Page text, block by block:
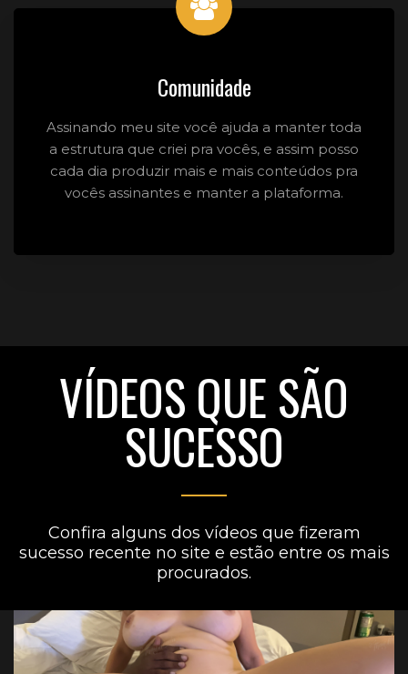
Comunidade
Assinando meu site você ajuda a manter toda
a estrutura que criei pra vocês, e assim posso
cada dia produzir mais e mais conteúdos pra
vocês assinantes e manter a plataforma.
VÍDEOS QUE SÃO
SUCESSO
Confira alguns dos vídeos que fizeram
sucesso recente no site e estão entre os mais
procurados.